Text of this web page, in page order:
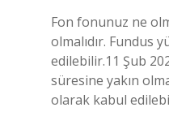
Fon fonunuz ne
olmalıdır. Fundus
edilebilir.11 Şub
süresine yakın
olarak kabul